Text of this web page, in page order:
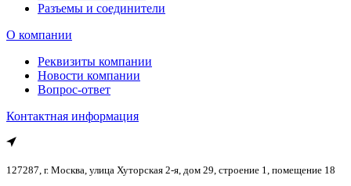
Разъемы и соединители
О компании
Реквизиты компании
Новости компании
Вопрос-ответ
Контактная информация
127287, г. Москва, улица Хуторская 2-я, дом 29, строение 1, помещение 18